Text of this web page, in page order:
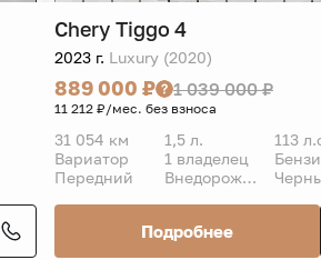
Chery Tiggo 4
2023 г. Luxury (2020)
889 000 ₽ 1 039 000 ₽
11 212 ₽/мес. без взноса
31 054 км 1,5 л.
113
Вариатор
1 владелец
Передний
Внедорожник 5 дв.
Подробнее